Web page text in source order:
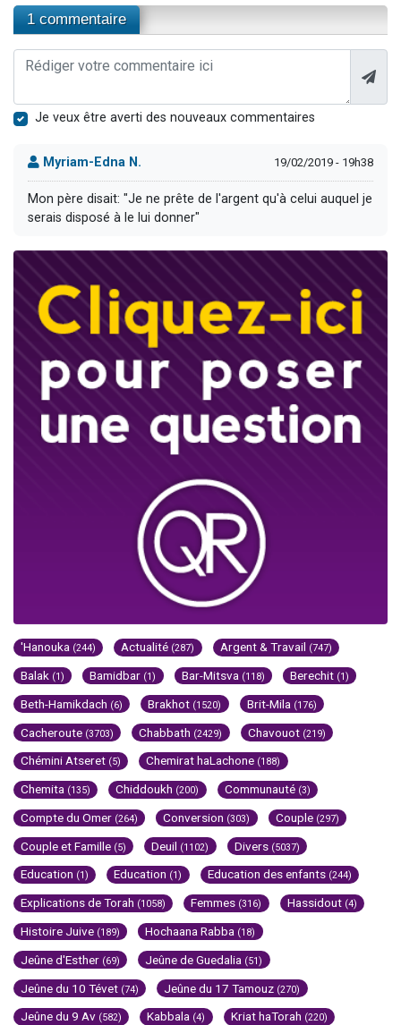
1 commentaire
Je veux être averti des nouveaux commentaires
Myriam-Edna N. 19/02/2019 - 19h38
Mon père disait: "Je ne prête de l'argent qu'à celui auquel je
serais disposé à le lui donner"
'Hanouka (244) Actualité (287) Argent & Travail (747)
Balak (1) Bamidbar (1) Bar-Mitsva (118) Berechit (1)
Beth-Hamikdach (6) Brakhot (1520) Brit-Mila (176)
Cacheroute (3703) Chabbath (2429) Chavouot (219)
Chémini Atseret (5) Chemirat haLachone (188)
Chemita (135) Chiddoukh (200) Communauté (3)
Compte du Omer (264) Conversion (303) Couple (297)
Couple et Famille (5) Deuil (1102) Divers (5037)
Education (1) Education (1) Education des enfants (244)
Explications de Torah (1058) Femmes (316) Hassidout (4)
Histoire Juive (189) Hochaana Rabba (18)
Jeûne d'Esther (69) Jeûne de Guedalia (51)
Jeûne du 10 Tévet (74) Jeûne du 17 Tamouz (270)
Jeûne du 9 Av (582) Kabbala (4) Kriat haTorah (220)